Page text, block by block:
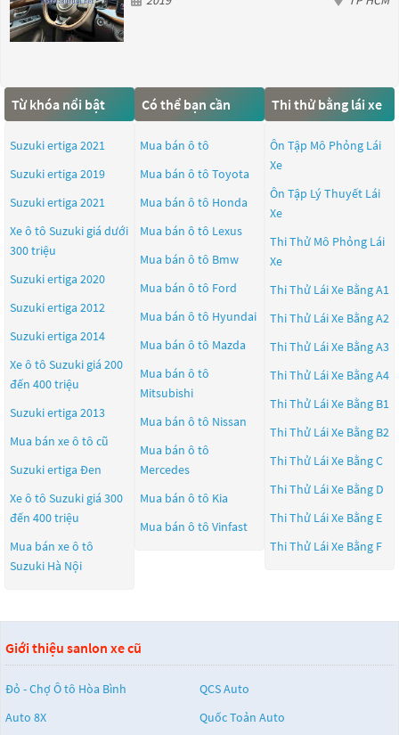
Từ khóa nổi bật
Suzuki ertiga 2021
Suzuki ertiga 2019
Suzuki ertiga 2021
Xe ô tô Suzuki giá dưới
300 triệu
Suzuki ertiga 2020
Suzuki ertiga 2012
Suzuki ertiga 2014
Xe ô tô Suzuki giá 200
đến 400 triệu
Suzuki ertiga 2013
Mua bán xe ô tô cũ
Suzuki ertiga Đen
Xe ô tô Suzuki giá 300
đến 400 triệu
Mua bán xe ô tô
Suzuki Hà Nội
Có thể bạn cần
Mua bán ô tô
Mua bán ô tô Toyota
Mua bán ô tô Honda
Mua bán ô tô Lexus
Mua bán ô tô Bmw
Mua bán ô tô Ford
Mua bán ô tô Hyundai
Mua bán ô tô Mazda
Mua bán ô tô
Mitsubishi
Mua bán ô tô Nissan
Mua bán ô tô
Mercedes
Mua bán ô tô Kia
Mua bán ô tô Vinfast
Thi thử bằng lái xe
Ôn Tập Mô Phỏng Lái
Xe
Ôn Tập Lý Thuyết Lái
Xe
Thi Thử Mô Phỏng Lái
Xe
Thi Thử Lái Xe Bằng A1
Thi Thử Lái Xe Bằng A2
Thi Thử Lái Xe Bằng A3
Thi Thử Lái Xe Bằng A4
Thi Thử Lái Xe Bằng B1
Thi Thử Lái Xe Bằng B2
Thi Thử Lái Xe Bằng C
Thi Thử Lái Xe Bằng D
Thi Thử Lái Xe Bằng E
Thi Thử Lái Xe Bằng F
Giới thiệu sanlon xe cũ
Đỏ - Chợ Ô tô Hòa Bình
QCS Auto
Auto 8X
Quốc Toản Auto